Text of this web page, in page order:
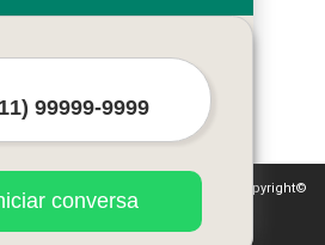
Serviços
à proteção de direitos autorais. Copyright©
1998)
conversa